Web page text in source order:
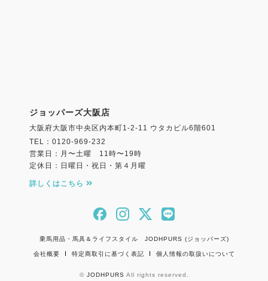
ジョッパーズ大阪店
大阪府大阪市中央区内本町1-2-11 ウタカビル6階601
TEL：0120-969-232
営業日：月〜土曜 11時〜19時
定休日：日曜日・祝日・第４月曜
詳しくはこちら
乗馬用品・馬具＆ライフスタイル JODHPURS (ジョッパーズ)
会社概要 特定商取引に基づく表記 個人情報の取扱いについて
© JODHPURS All rights reserved.